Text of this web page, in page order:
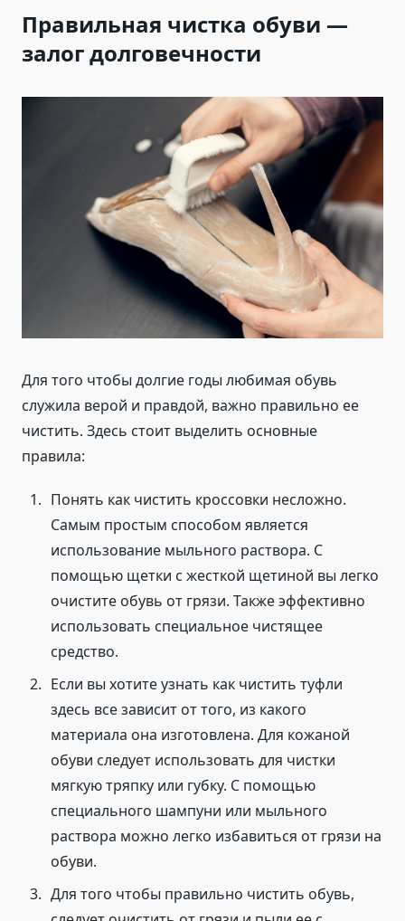
Правильная чистка обуви —
залог долговечности
Для того чтобы долгие годы любимая обувь
служила верой и правдой, важно правильно ее
чистить. Здесь стоит выделить основные
правила:
Понять как чистить кроссовки несложно.
Самым простым способом является
использование мыльного раствора. С
помощью щетки с жесткой щетиной вы легко
очистите обувь от грязи. Также эффективно
использовать специальное чистящее
средство.
Если вы хотите узнать как чистить туфли
здесь все зависит от того, из какого
материала она изготовлена. Для кожаной
обуви следует использовать для чистки
мягкую тряпку или губку. С помощью
специального шампуни или мыльного
раствора можно легко избавиться от грязи на
обуви.
Для того чтобы правильно чистить обувь,